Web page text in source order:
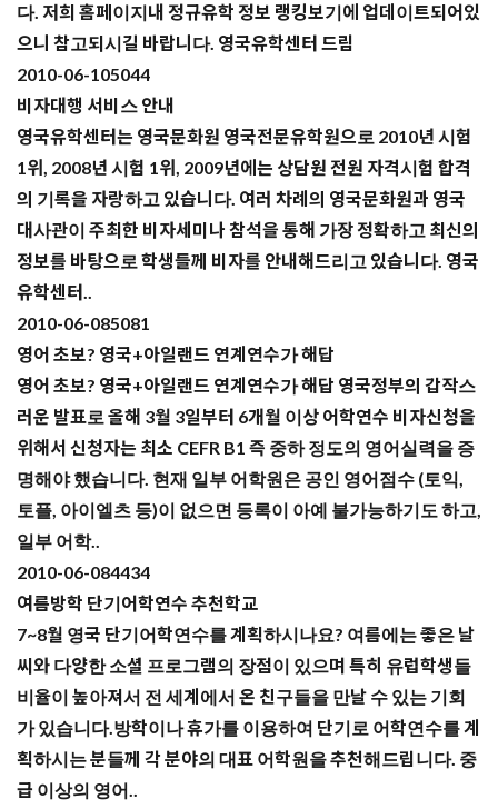
다. 저희 홈페이지내 정규유학 정보 랭킹보기에 업데이트되어있
으니 참고되시길 바랍니다. 영국유학센터 드림
2010-06-105044
비자대행 서비스 안내
영국유학센터는 영국문화원 영국전문유학원으로 2010년 시험
1위, 2008년 시험 1위, 2009년에는 상담원 전원 자격시험 합격
의 기록을 자랑하고 있습니다. 여러 차례의 영국문화원과 영국
대사관이 주최한 비자세미나 참석을 통해 가장 정확하고 최신의
정보를 바탕으로 학생들께 비자를 안내해드리고 있습니다. 영국
유학센터..
2010-06-085081
영어 초보? 영국+아일랜드 연계연수가 해답
영어 초보? 영국+아일랜드 연계연수가 해답 영국정부의 갑작스
러운 발표로 올해 3월 3일부터 6개월 이상 어학연수 비자신청을
위해서 신청자는 최소 CEFR B1 즉 중하 정도의 영어실력을 증
명해야 했습니다. 현재 일부 어학원은 공인 영어점수 (토익,
토플, 아이엘츠 등)이 없으면 등록이 아예 불가능하기도 하고,
일부 어학..
2010-06-084434
여름방학 단기어학연수 추천학교
7~8월 영국 단기어학연수를 계획하시나요? 여름에는 좋은 날
씨와 다양한 소셜 프로그램의 장점이 있으며 특히 유럽학생들
비율이 높아져서 전 세계에서 온 친구들을 만날 수 있는 기회
가 있습니다.방학이나 휴가를 이용하여 단기로 어학연수를 계
획하시는 분들께 각 분야의 대표 어학원을 추천해드립니다. 중
급 이상의 영어..